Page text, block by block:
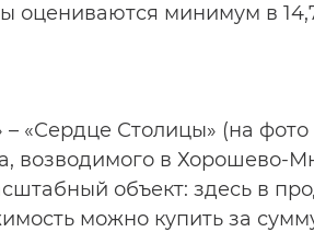
оцениваются минимум в
«Сердце Столицы» (на
возводимого в Хорошево-
объект: здесь в
можно купить за